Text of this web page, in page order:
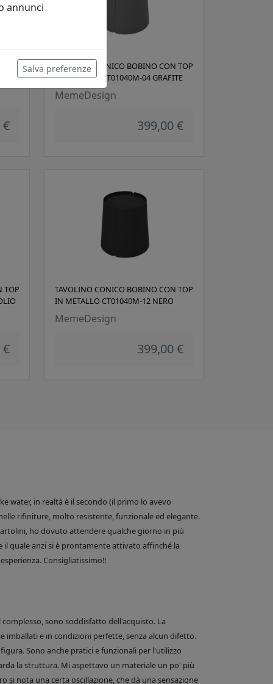
€
TAVOLINO CONICO BOBINO CON TOP
IN METALLO CT01040M-04 GRAFITE
MemeDesign
399,00 €
TOP
€
TAVOLINO CONICO BOBINO CON TOP
IN METALLO CT01040M-12 NERO
MemeDesign
399,00 €
water, in realtà è il secondo (il primo lo avevo
rifiniture, molto resistente, funzionale ed elegante.
ho dovuto attendere qualche giorno in più
quale anzi si è prontamente attivato affinché la
Consigliatissimo!!
sono soddisfatto dell'acquisto. La
e in condizioni perfette, senza alcun difetto.
Sono anche pratici e funzionali per l'utilizzo
la struttura. Mi aspettavo un materiale un po' più
si nota una certa oscillazione, che dà una sensazione
annunci
Salva preferenze